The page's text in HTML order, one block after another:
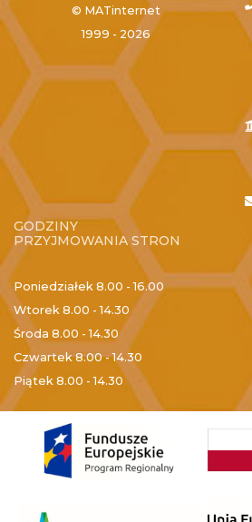
© MATinternet
1999 - 2026
GODZINY
PRZYJMOWANIA STRON
Poniedziałek 8.00 - 16.00
Wtorek 8.00 - 14.30
Środa 8.00 - 14.30
Czwartek8.00 - 14.30
Piątek 8.00 - 14.30